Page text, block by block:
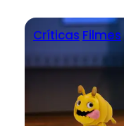
Críticas Filmes